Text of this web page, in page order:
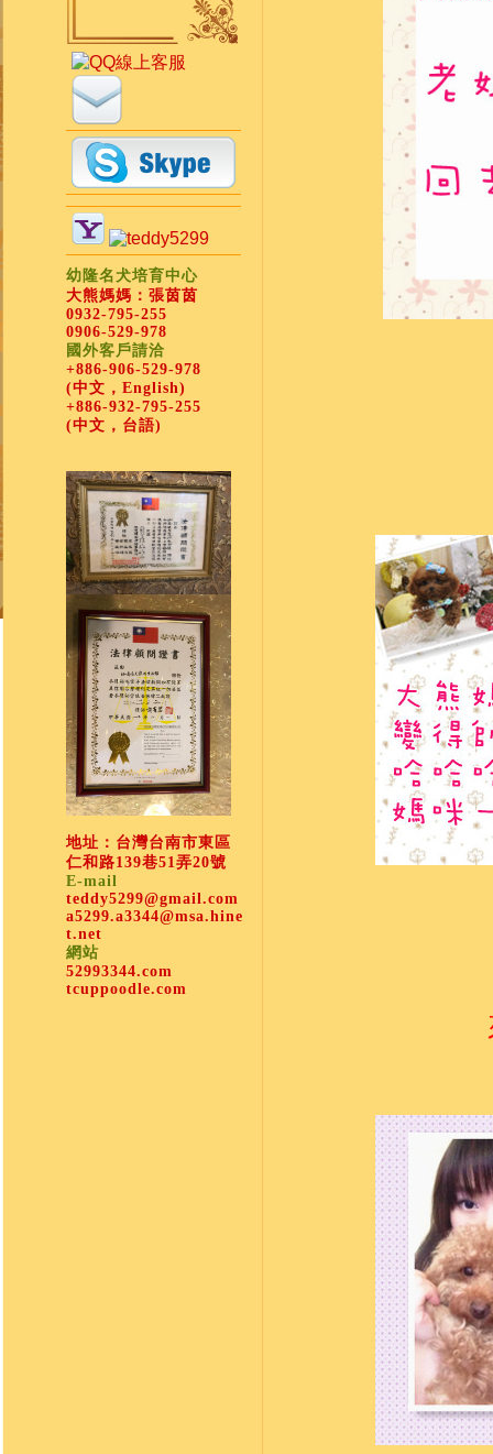
幼隆名犬培育中心
大熊媽媽：張茵茵
0932-795-255
0906-529-978
國外客戶請洽
+886-906-529-978
(中文，English)
+886-932-795-255
(中文，台語)
地址：台灣台南市東區
仁和路139巷51弄20號
E-mail
teddy5299@gmail.com
a5299.a3344@msa.hine
t.net
網站
52993344.com
tcuppoodle.com